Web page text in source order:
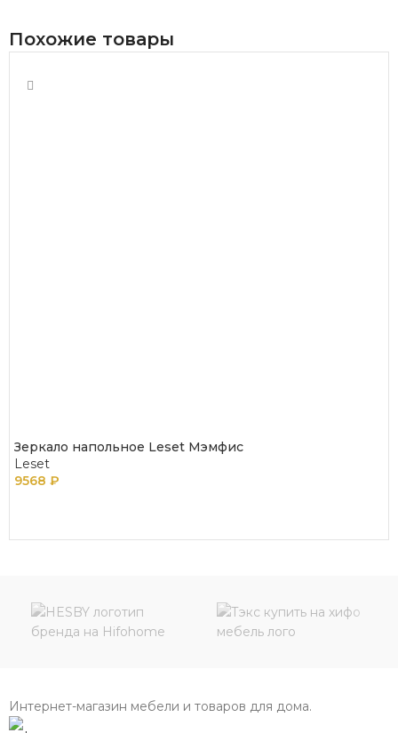
Похожие товары
Зеркало напольное Leset Мэмфис
Leset
9568 ₽
Интернет-магазин мебели и товаров для дома.